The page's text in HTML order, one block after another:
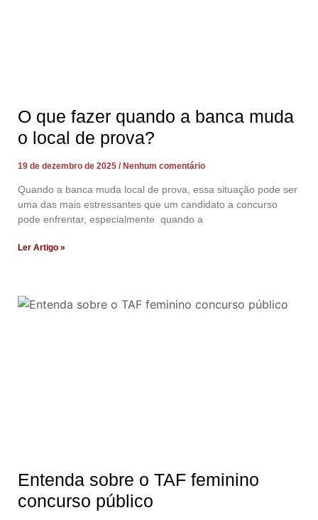
O que fazer quando a banca muda
o local de prova?
19 de dezembro de 2025 Nenhum comentário
Quando a banca muda local de prova, essa situação pode ser
uma das mais estressantes que um candidato a concurso
pode enfrentar, especialmente quando a
Ler Artigo »
Entenda sobre o TAF feminino
concurso público